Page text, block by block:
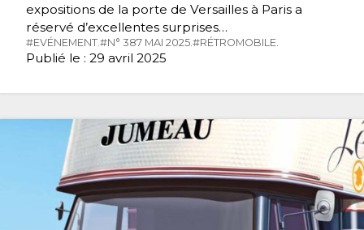
expositions de la porte de Versailles à Paris a
réservé d’excellentes surprises…
#EVÉNEMENT. #N° 387 MAI 2025. #RÉTROMOBILE.
Publié le : 29 avril 2025